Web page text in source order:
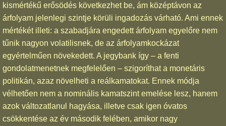
kismértékű erősödés következhet be, ám középtávon az
árfolyam jelenlegi szintje körüli ingadozás várható. Ami ennek
mértékét illeti: a szabadjára engedett árfolyam egyelőre nem
tűnik nagyon volatilisnek, de az árfolyamkockázat
egyértelműen növekedett. A jegybank így – a fenti
gondolatmenetnek megfelelően – szigoríthat a monetáris
politikán, azaz növelheti a reálkamatokat. Ennek módja
vélhetően nem a nominális kamatszint emelése lesz, hanem
azok változatlanul hagyása, illetve csak igen óvatos
csökkentése az év második felében, amikor nagy